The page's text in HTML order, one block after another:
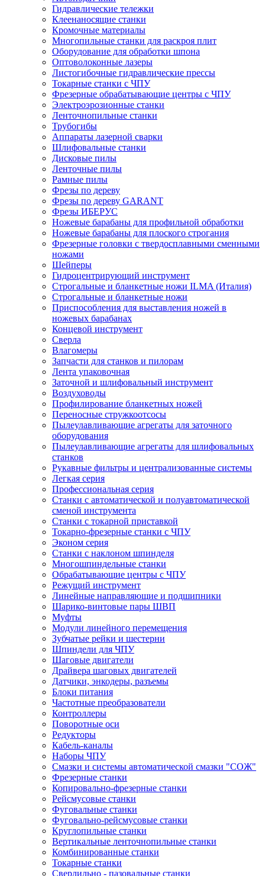
Гидравлические тележки
Клеенаносящие станки
Кромочные материалы
Многопильные станки для раскроя плит
Оборудование для обработки шпона
Оптоволоконные лазеры
Листогибочные гидравлические прессы
Токарные станки с ЧПУ
Фрезерные обрабатывающие центры с ЧПУ
Электроэрозионные станки
Ленточнопильные станки
Трубогибы
Аппараты лазерной сварки
Шлифовальные станки
Дисковые пилы
Ленточные пилы
Рамные пилы
Фрезы по дереву
Фрезы по дереву GARANT
Фрезы ИБЕРУС
Ножевые барабаны для профильной обработки
Ножевые барабаны для плоского строгания
Фрезерные головки с твердосплавными сменными
ножами
Шейперы
Гидроцентрирующий инструмент
Строгальные и бланкетные ножи ILMA (Италия)
Cтрогальные и бланкетные ножи
Приспособления для выставления ножей в
ножевых барабанах
Концевой инструмент
Сверла
Влагомеры
Запчасти для станков и пилорам
Лента упаковочная
Заточной и шлифовальный инструмент
Воздуховоды
Профилирование бланкетных ножей
Переносные стружкоотсосы
Пылеулавливающие агрегаты для заточного
оборудования
Пылеулавливающие агрегаты для шлифовальных
станков
Рукавные фильтры и централизованные системы
Легкая серия
Профессиональная серия
Станки с автоматической и полуавтоматической
сменой инструмента
Станки с токарной приставкой
Токарно-фрезерные станки с ЧПУ
Эконом серия
Станки с наклоном шпинделя
Многошпиндельные станки
Обрабатывающие центры с ЧПУ
Режущий инструмент
Линейные направляющие и подшипники
Шарико-винтовые пары ШВП
Муфты
Модули линейного перемещения
Зубчатые рейки и шестерни
Шпиндели для ЧПУ
Шаговые двигатели
Драйвера шаговых двигателей
Датчики, энкодеры, разъемы
Блоки питания
Частотные преобразователи
Контроллеры
Поворотные оси
Редукторы
Кабель-каналы
Наборы ЧПУ
Смазки и системы автоматической смазки "СОЖ"
Фрезерные станки
Копировально-фрезерные станки
Рейсмусовые станки
Фуговальные станки
Фуговально-рейсмусовые станки
Круглопильные станки
Вертикальные ленточнопильные станки
Комбинированные станки
Токарные станки
Сверлильно - пазовальные станки